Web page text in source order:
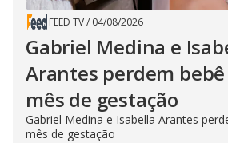
FEED TV/ 04/08/2026
Gabriel Medina e
Arantes perdem
mês de gestação
Gabriel Medina e Isabella Arantes
mês de gestação